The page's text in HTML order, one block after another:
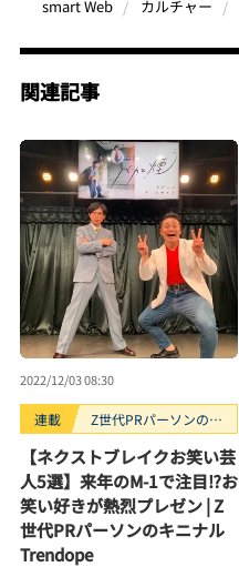
smart Web カルチャー
関連記事
2022/12/03 08:30
連載
Z世代PRパーソンのキ
【ネクストブレイクお笑い芸
人5選】来年のM-1で注目⁉お
笑い好きが熱烈プレゼン | Z
世代PRパーソンのキニナル
Trendope